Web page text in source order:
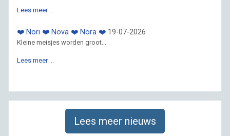
Lees meer …
❤️ Nori ❤️ Nova ❤️ Nora ❤️ 19-07-2026
Kleine meisjes worden groot...
Lees meer …
Lees meer nieuws